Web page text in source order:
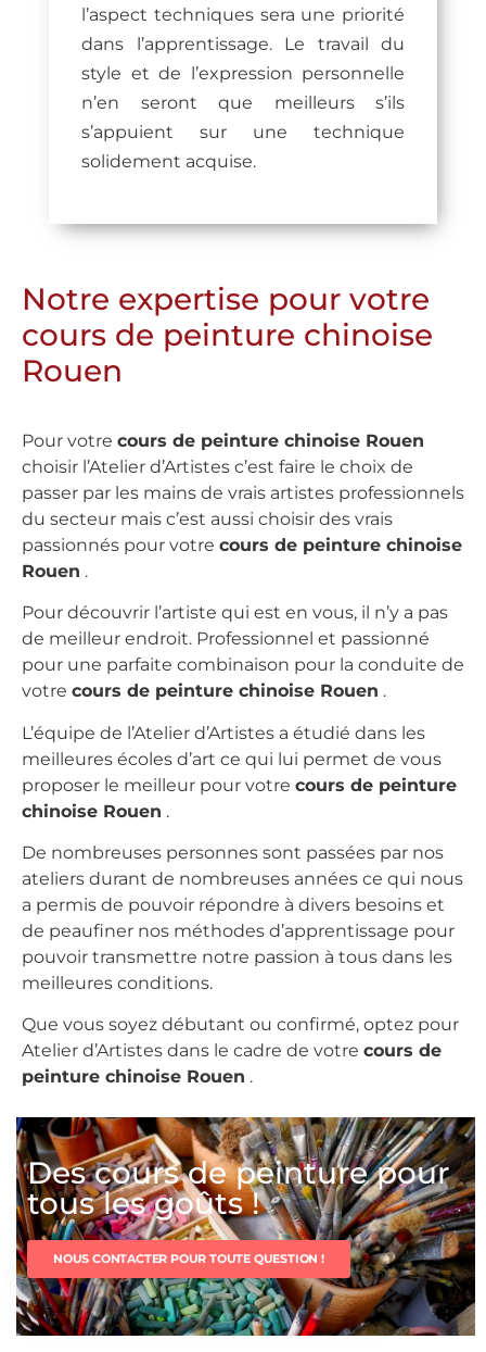
l’aspect techniques sera une priorité
dans l’apprentissage. Le travail du
style et de l’expression personnelle
n’en seront que meilleurs s’ils
s’appuient sur une technique
solidement acquise.
Notre expertise pour votre
cours de peinture chinoise
Rouen
Pour votre cours de peinture chinoise Rouen
choisir l’Atelier d’Artistes c’est faire le choix de
passer par les mains de vrais artistes professionnels
du secteur mais c’est aussi choisir des vrais
passionnés pour votre cours de peinture chinoise
Rouen .
Pour découvrir l’artiste qui est en vous, il n’y a pas
de meilleur endroit. Professionnel et passionné
pour une parfaite combinaison pour la conduite de
votre cours de peinture chinoise Rouen .
L’équipe de l’Atelier d’Artistes a étudié dans les
meilleures écoles d’art ce qui lui permet de vous
proposer le meilleur pour votre cours de peinture
chinoise Rouen .
De nombreuses personnes sont passées par nos
ateliers durant de nombreuses années ce qui nous
a permis de pouvoir répondre à divers besoins et
de peaufiner nos méthodes d’apprentissage pour
pouvoir transmettre notre passion à tous dans les
meilleures conditions.
Que vous soyez débutant ou confirmé, optez pour
Atelier d’Artistes dans le cadre de votre cours de
peinture chinoise Rouen .
Des cours de peinture pour
tous les goûts !
NOUS CONTACTER POUR TOUTE QUESTION !